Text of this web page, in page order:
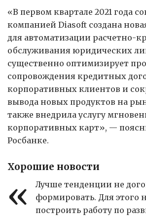
«В первом квартале 2021 года
компанией Diasoft создана
для автоматизации расчетно-
обслуживания юридических
существенно оптимизирует
сопровождения кредитных
корпоративных клиентов и
вывода новых продуктов на
также внедрила услугу
корпоративных карт», —
Росбанке.
Хорошие новости
«
Лучше тенденции не
формировать. Для этого
построить работу по